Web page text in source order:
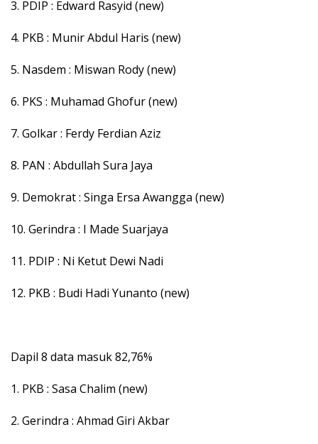
3. PDIP : Edward Rasyid (new)
4. PKB : Munir Abdul Haris (new)
5. Nasdem : Miswan Rody (new)
6. PKS : Muhamad Ghofur (new)
7. Golkar : Ferdy Ferdian Aziz
8. PAN : Abdullah Sura Jaya
9. Demokrat : Singa Ersa Awangga (new)
10. Gerindra : I Made Suarjaya
11. PDIP : Ni Ketut Dewi Nadi
12. PKB : Budi Hadi Yunanto (new)
Dapil 8 data masuk 82,76%
1. PKB : Sasa Chalim (new)
2. Gerindra : Ahmad Giri Akbar